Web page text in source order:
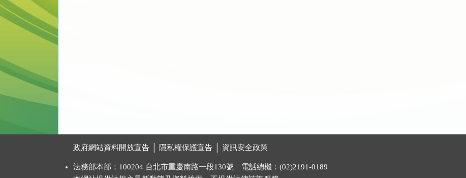
政府網站資料開放宣告 隱私權保護宣告 資訊安全政策
法務部本部：100204 台北市重慶南路一段130號 電話總機：(02)2191-0189